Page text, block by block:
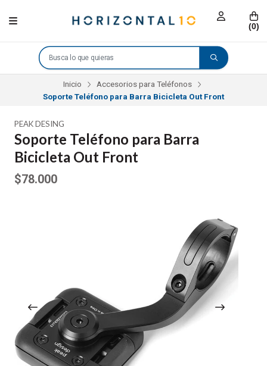
(0)
Inicio
Accesorios para Teléfonos
Soporte Teléfono para Barra Bicicleta Out Front
PEAK DESING
Soporte Teléfono para Barra
Bicicleta Out Front
$78.000